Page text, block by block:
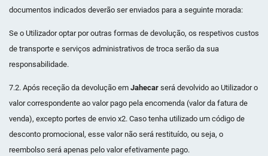
documentos indicados deverão ser enviados para a seguinte morada:
Se o Utilizador optar por outras formas de devolução, os respetivos custos
de transporte e serviços administrativos de troca serão da sua
responsabilidade.
7.2. Após receção da devolução emJahecar será devolvido ao Utilizador o
valor correspondente ao valor pago pela encomenda (valor da fatura de
venda), excepto portes de envio x2. Caso tenha utilizado um código de
desconto promocional, esse valor não será restituído, ou seja, o
reembolso será apenas pelo valor efetivamente pago.